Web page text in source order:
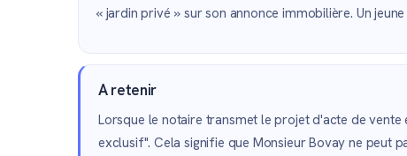
« jardin privé » sur son annonce immobilière. Un
A retenir
Lorsque le notaire transmet le projet d'acte de
exclusif". Cela signifie que Monsieur Bovay ne peut